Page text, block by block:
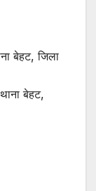
बेहट, जिला
बेहट,